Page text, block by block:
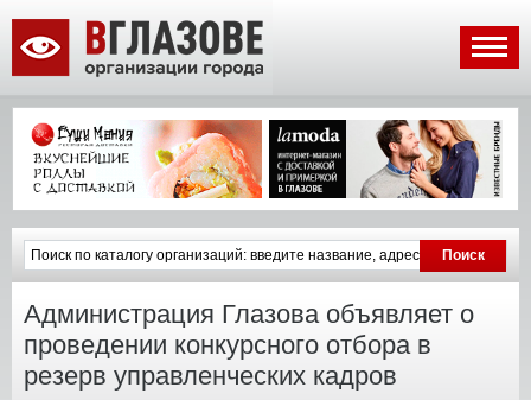
Администрация Глазова объявляет о
проведении конкурсного отбора в
резерв управленческих кадров